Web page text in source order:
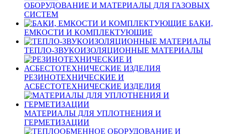
ОБОРУДОВАНИЕ И МАТЕРИАЛЫ ДЛЯ ГАЗОВЫХ
СИСТЕМ
БАКИ,
ЕМКОСТИ И КОМПЛЕКТУЮЩИЕ
ТЕПЛО-ЗВУКОИЗОЛЯЦИОННЫЕ МАТЕРИАЛЫ
РЕЗИНОТЕХНИЧЕСКИЕ И
АСБЕСТОТЕХНИЧЕСКИЕ ИЗДЕЛИЯ
МАТЕРИАЛЫ ДЛЯ УПЛОТНЕНИЯ И
ГЕРМЕТИЗАЦИИ